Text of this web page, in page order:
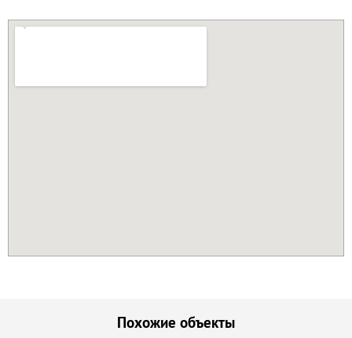
Похожие объекты